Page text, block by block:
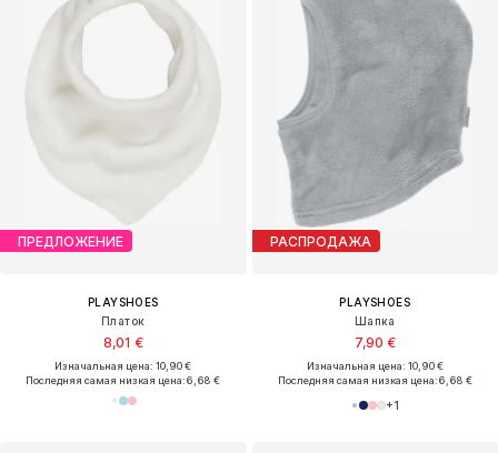
ПРЕДЛОЖЕНИЕ
PLAYSHOES
Платок
8,01 €
Изначальная цена: 10,90 €
Последняя самая низкая цена:6,68 €
РАСПРОДАЖА
PLAYSHOES
Шапка
7,90 €
Изначальная цена: 10,90 €
Последняя самая низкая цена:6,68 €
+1